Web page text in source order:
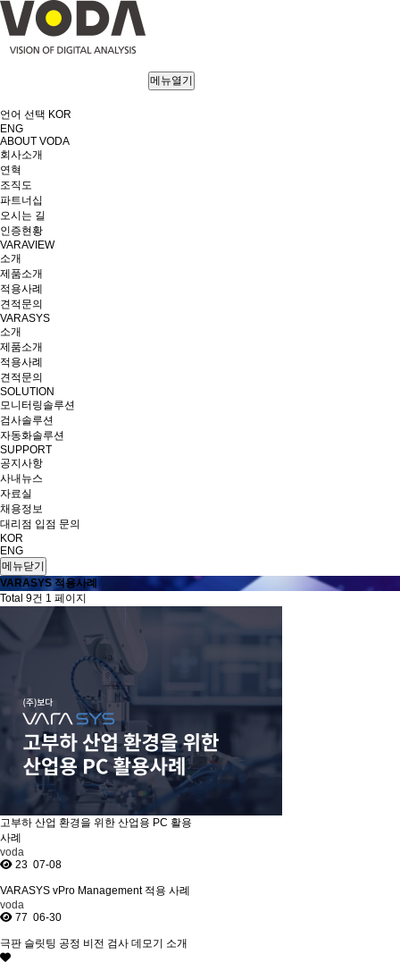
메뉴열기
언어 선택 KOR
ENG
ABOUT VODA
회사소개
연혁
조직도
파트너십
오시는 길
인증현황
VARAVIEW
소개
제품소개
적용사례
견적문의
VARASYS
소개
제품소개
적용사례
견적문의
SOLUTION
모니터링솔루션
검사솔루션
자동화솔루션
SUPPORT
공지사항
사내뉴스
자료실
채용정보
대리점 입점 문의
KOR
ENG
메뉴닫기
VARASYS 적용사례
Total 9건 1 페이지
고부하 산업 환경을 위한 산업용 PC 활용
사례
voda
23 07-08
VARASYS vPro Management 적용 사례
voda
77 06-30
극판 슬릿팅 공정 비전 검사 데모기 소개